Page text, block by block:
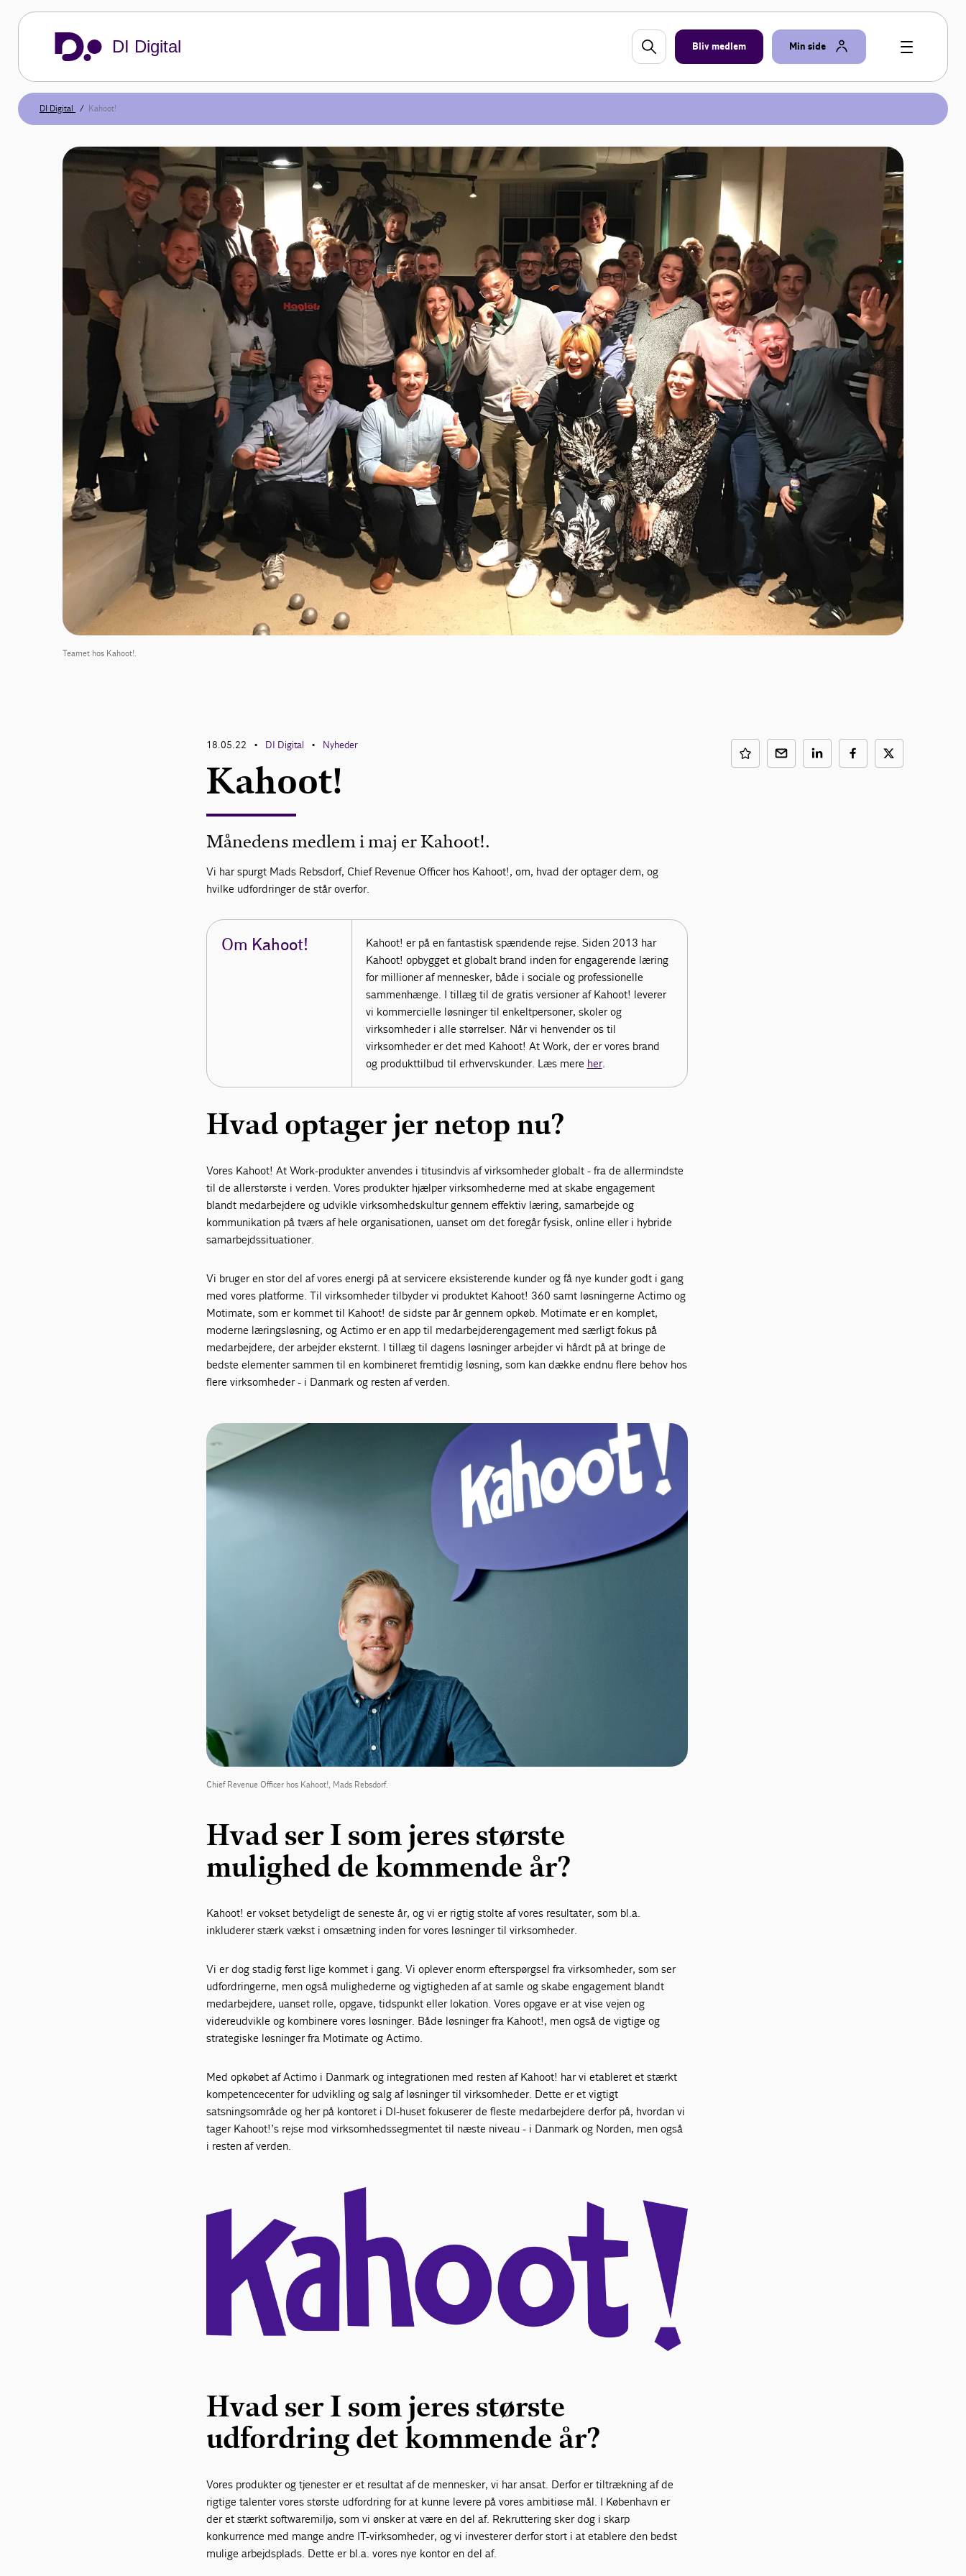
DI Digital Bliv medlem Min side
DI Digital Kahoot!
Teamet hos Kahoot!.
18.05.22 • DI Digital • Nyheder
Kahoot!
Månedens medlem i maj er Kahoot!.
Vi har spurgt Mads Rebsdorf, Chief Revenue Officer hos Kahoot!, om, hvad der optager dem, og
hvilke udfordringer de står overfor.
Om Kahoot!
Kahoot! er på en fantastisk spændende rejse. Siden 2013 har
Kahoot! opbygget et globalt brand inden for engagerende læring
for millioner af mennesker, både i sociale og professionelle
sammenhænge. I tillæg til de gratis versioner af Kahoot! leverer
vi kommercielle løsninger til enkeltpersoner, skoler og
virksomheder i alle størrelser. Når vi henvender os til
virksomheder er det med Kahoot! At Work, der er vores brand
og produkttilbud til erhvervskunder. Læs mere her.
Hvad optager jer netop nu?
Vores Kahoot! At Work-produkter anvendes i titusindvis af virksomheder globalt - fra de allermindste
til de allerstørste i verden. Vores produkter hjælper virksomhederne med at skabe engagement
blandt medarbejdere og udvikle virksomhedskultur gennem effektiv læring, samarbejde og
kommunikation på tværs af hele organisationen, uanset om det foregår fysisk, online eller i hybride
samarbejdssituationer.
Vi bruger en stor del af vores energi på at servicere eksisterende kunder og få nye kunder godt i gang
med vores platforme. Til virksomheder tilbyder vi produktet Kahoot! 360 samt løsningerne Actimo og
Motimate, som er kommet til Kahoot! de sidste par år gennem opkøb. Motimate er en komplet,
moderne læringsløsning, og Actimo er en app til medarbejderengagement med særligt fokus på
medarbejdere, der arbejder eksternt. I tillæg til dagens løsninger arbejder vi hårdt på at bringe de
bedste elementer sammen til en kombineret fremtidig løsning, som kan dække endnu flere behov hos
flere virksomheder - i Danmark og resten af verden.
Chief Revenue Officer hos Kahoot!, Mads Rebsdorf.
Hvad ser I som jeres største
mulighed de kommende år?
Kahoot! er vokset betydeligt de seneste år, og vi er rigtig stolte af vores resultater, som bl.a.
inkluderer stærk vækst i omsætning inden for vores løsninger til virksomheder.
Vi er dog stadig først lige kommet i gang. Vi oplever enorm efterspørgsel fra virksomheder, som ser
udfordringerne, men også mulighederne og vigtigheden af at samle og skabe engagement blandt
medarbejdere, uanset rolle, opgave, tidspunkt eller lokation. Vores opgave er at vise vejen og
videreudvikle og kombinere vores løsninger. Både løsninger fra Kahoot!, men også de vigtige og
strategiske løsninger fra Motimate og Actimo.
Med opkøbet af Actimo i Danmark og integrationen med resten af Kahoot! har vi etableret et stærkt
kompetencecenter for udvikling og salg af løsninger til virksomheder. Dette er et vigtigt
satsningsområde og her på kontoret i DI-huset fokuserer de fleste medarbejdere derfor på, hvordan vi
tager Kahoot!’s rejse mod virksomhedssegmentet til næste niveau - i Danmark og Norden, men også
i resten af verden.
Hvad ser I som jeres største
udfordring det kommende år?
Vores produkter og tjenester er et resultat af de mennesker, vi har ansat. Derfor er tiltrækning af de
rigtige talenter vores største udfordring for at kunne levere på vores ambitiøse mål. I København er
der et stærkt softwaremiljø, som vi ønsker at være en del af. Rekruttering sker dog i skarp
konkurrence med mange andre IT-virksomheder, og vi investerer derfor stort i at etablere den bedst
mulige arbejdsplads. Dette er bl.a. vores nye kontor en del af.